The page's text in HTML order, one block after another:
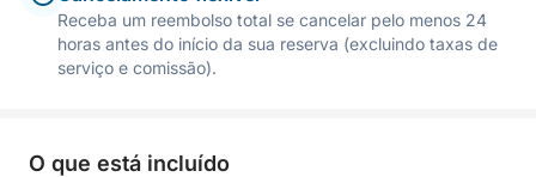
Receba um reembolso total se cancelar pelo menos 24
horas antes do início da sua reserva (excluindo taxas de
serviço e comissão).
O que está incluído